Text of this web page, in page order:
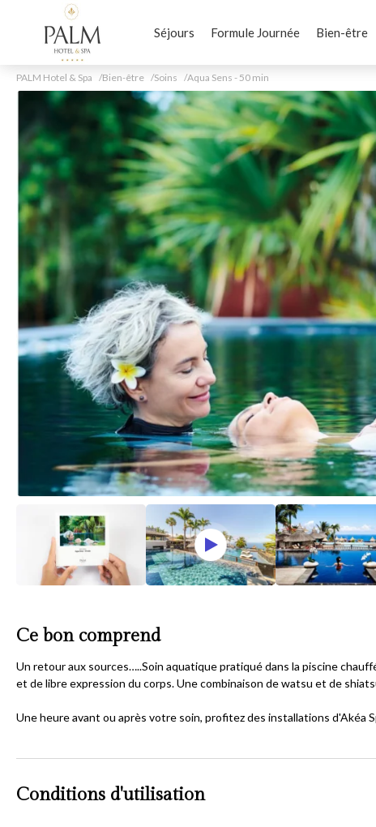
Séjours Formule Journée Bien-être
PALM Hotel & Spa Bien-être Soins Aqua Sens - 50 min
Ce bon comprend
Un retour aux sources…..Soin aquatique pratiqué dans la piscine
et de libre expression du corps. Une combinaison de watsu et de
Une heure avant ou après votre soin, profitez des installations d'Akéa
Conditions d'utilisation